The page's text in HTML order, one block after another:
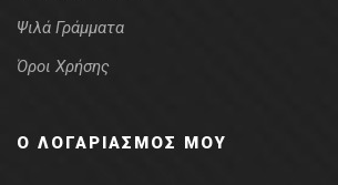
Ψιλά Γράμματα
Όροι Χρήσης
Ο ΛΟΓΑΡΙΑΣΜΌΣ ΜΟΥ